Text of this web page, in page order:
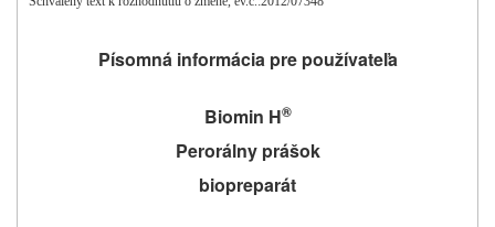
Písomná informácia pre používateľa
Biomin H®
Perorálny prášok
biopreparát